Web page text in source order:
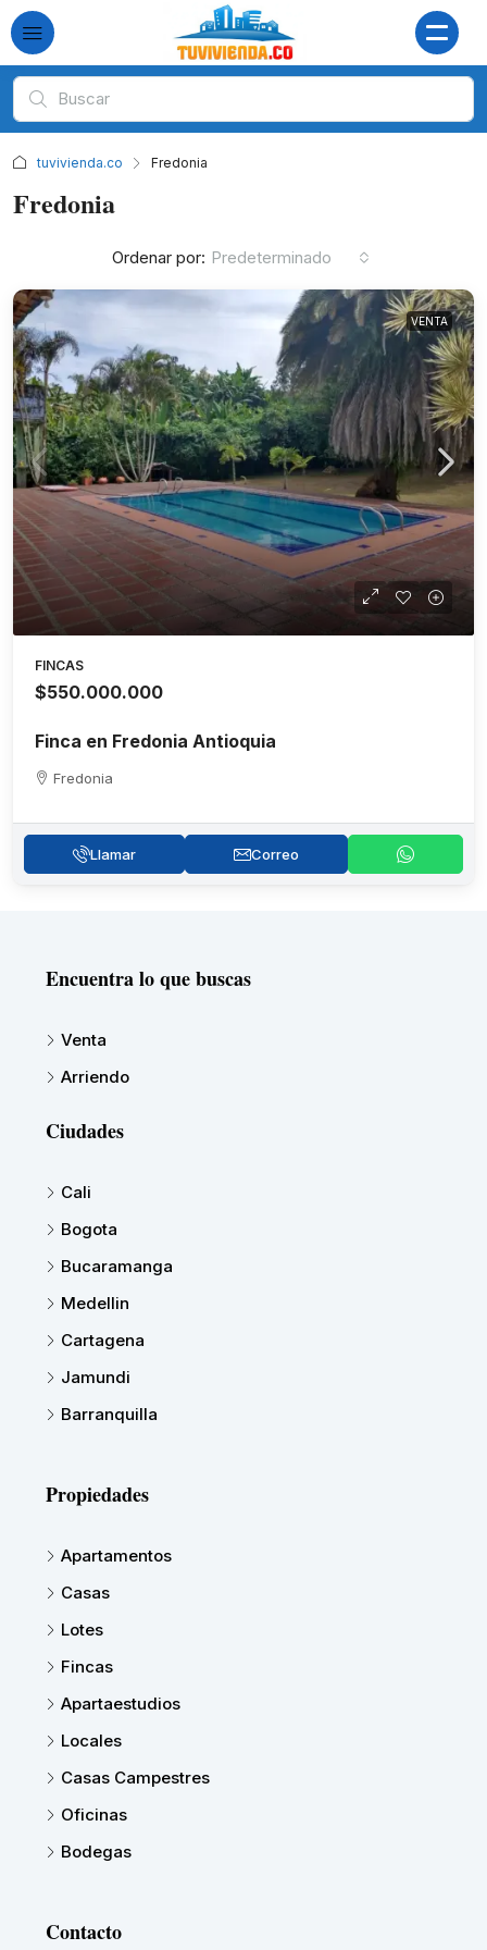
tuvivienda.co Fredonia
Fredonia
Ordenar por: Predeterminado
VENTA
FINCAS
$550.000.000
Finca en Fredonia Antioquia
Fredonia
Llamar Correo
Encuentra lo que buscas
Venta
Arriendo
Ciudades
Cali
Bogota
Bucaramanga
Medellin
Cartagena
Jamundi
Barranquilla
Propiedades
Apartamentos
Casas
Lotes
Fincas
Apartaestudios
Locales
Casas Campestres
Oficinas
Bodegas
Contacto